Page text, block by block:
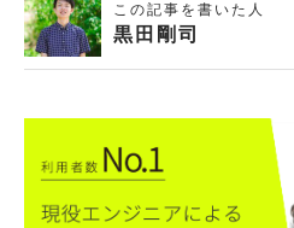
この記事を書いた人
黒田剛司